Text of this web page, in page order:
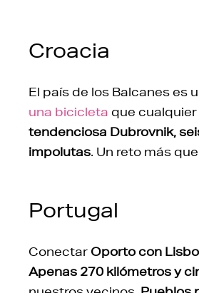
Croacia
El país de los Balcanes es
una bicicleta que
tendenciosa Dubrovnik,
impolutas. Un reto más
Portugal
Conectar Oporto con
Apenas 270 kilómetros y